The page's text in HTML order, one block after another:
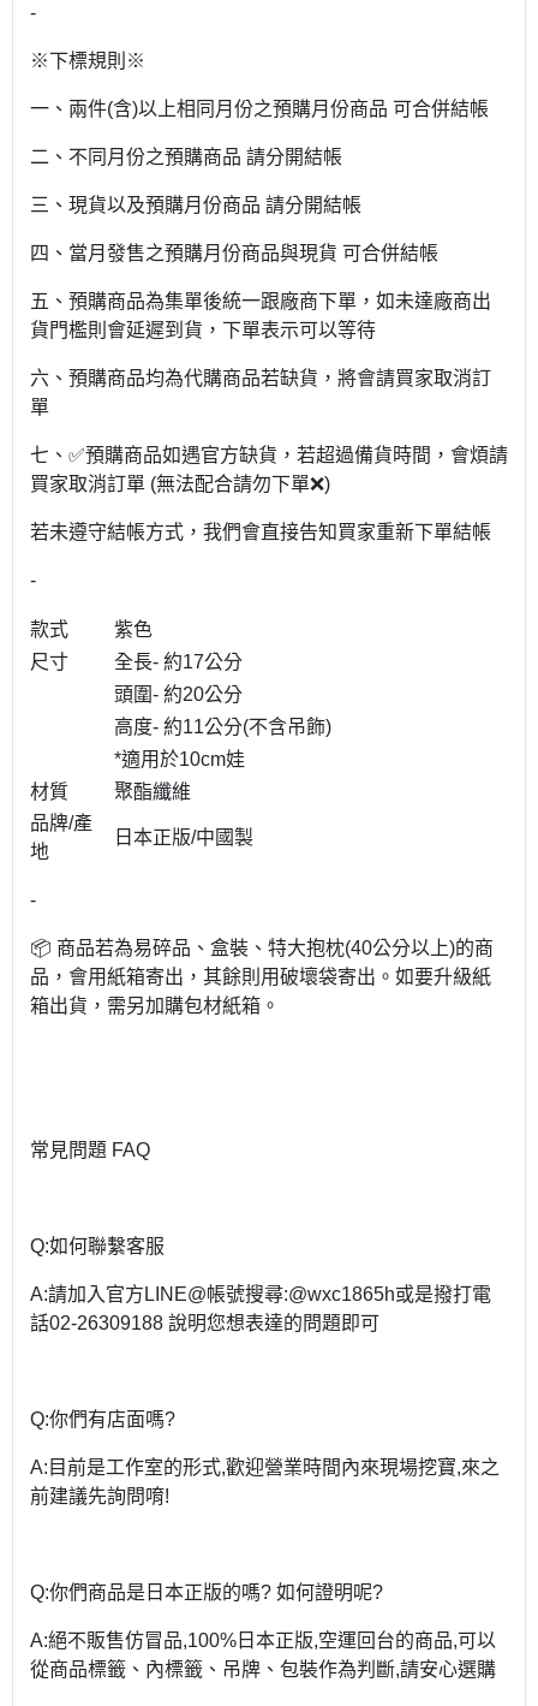
-
※下標規則※
一、兩件(含)以上相同月份之預購月份商品 可合併結帳
二、不同月份之預購商品 請分開結帳
三、現貨以及預購月份商品 請分開結帳
四、當月發售之預購月份商品與現貨 可合併結帳
五、預購商品為集單後統一跟廠商下單，如未達廠商出
貨門檻則會延遲到貨，下單表示可以等待
六、預購商品均為代購商品若缺貨，將會請買家取消訂
單
七、✅預購商品如遇官方缺貨，若超過備貨時間，會煩請
買家取消訂單 (無法配合請勿下單❌)
若未遵守結帳方式，我們會直接告知買家重新下單結帳
-
款式
紫色
尺寸
全長- 約17公分
頭圍- 約20公分
高度- 約11公分(不含吊飾)
*適用於10cm娃
材質
聚酯纖維
品牌/產
地
日本正版/中國製
-
📦 商品若為易碎品、盒裝、特大抱枕(40公分以上)的商
品，會用紙箱寄出，其餘則用破壞袋寄出。如要升級紙
箱出貨，需另加購包材紙箱。
常見問題 FAQ
Q:如何聯繫客服
A:請加入官方LINE@帳號搜尋:@wxc1865h或是撥打電
話02-26309188 說明您想表達的問題即可
Q:你們有店面嗎?
A:目前是工作室的形式,歡迎營業時間內來現場挖寶,來之
前建議先詢問唷!
Q:你們商品是日本正版的嗎? 如何證明呢?
A:絕不販售仿冒品,100%日本正版,空運回台的商品,可以
從商品標籤、內標籤、吊牌、包裝作為判斷,請安心選購